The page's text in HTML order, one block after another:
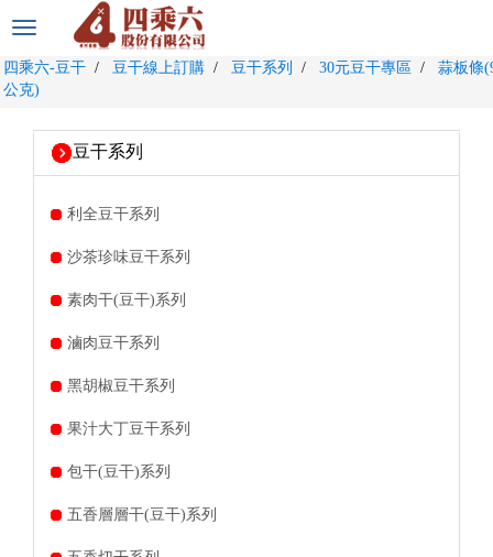
選
切
換
四乘六-豆干 豆干線上訂購 豆干系列 30元豆干專區
蒜板條
公克)
豆干系列
利全豆干系列
沙茶珍味豆干系列
素肉干(豆干)系列
滷肉豆干系列
黑胡椒豆干系列
果汁大丁豆干系列
包干(豆干)系列
五香層層干(豆干)系列